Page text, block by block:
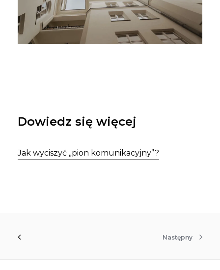
Dowiedz się więcej
Jak wyciszyć „pion komunikacyjny”?
Następny